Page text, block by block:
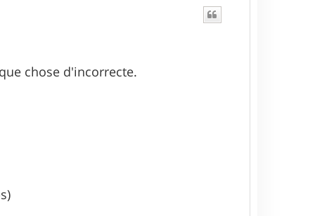
chose d'incorrecte.